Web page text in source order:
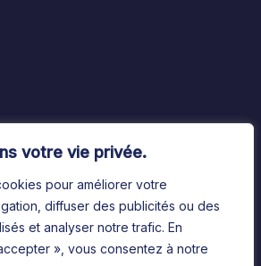
votre vie privée.
pour améliorer votre
diffuser des publicités ou des
et analyser notre trafic. En
», vous consentez à notre